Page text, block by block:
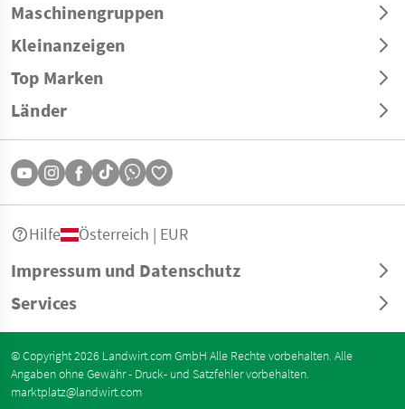
Maschinengruppen
Kleinanzeigen
Top Marken
Länder
Impressum und Datenschutz
Services
Hilfe Österreich | EUR
© Copyright 2026 Landwirt.com GmbH Alle Rechte vorbehalten. Alle
Angaben ohne Gewähr - Druck- und Satzfehler vorbehalten.
marktplatz@landwirt.com